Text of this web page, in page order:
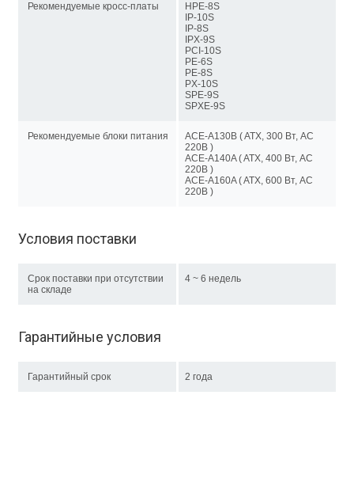
Рекомендуемые кросс-платы
HPE-8S
IP-10S
IP-8S
IPX-9S
PCI-10S
PE-6S
PE-8S
PX-10S
SPE-9S
SPXE-9S
Рекомендуемые блоки питания
ACE-A130B ( ATX, 300 Вт, AC
220В )
ACE-A140A ( ATX, 400 Вт, AC
220В )
ACE-A160A ( ATX, 600 Вт, AC
220В )
Условия поставки
Срок поставки при отсутствии
на складе
4 ~ 6 недель
Гарантийные условия
Гарантийный срок 2 года